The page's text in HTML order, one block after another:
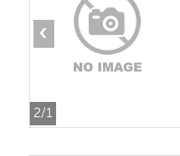
2/1
‹